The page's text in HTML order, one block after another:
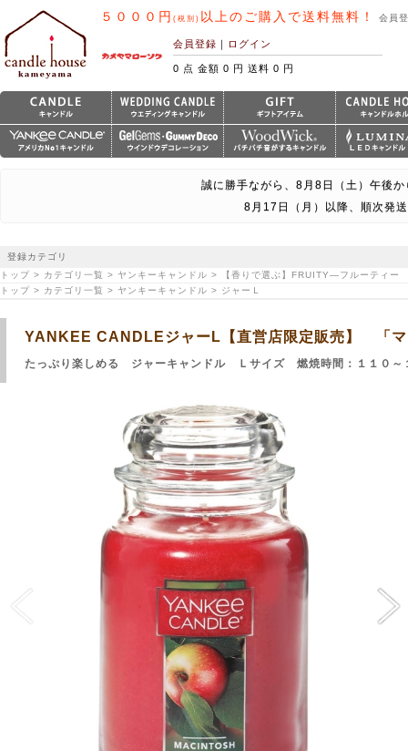
５０００円 (税別) 以上のご購入で送料無料！ 会員
会員登録 ｜ ログイン
0 点 金額 0 円 送料 0 円
誠に勝手ながら、8月8日（土）午後
8月17日（月）以降、順次発
登録カテゴリ
トップ > カテゴリ一覧 > ヤンキーキャンドル > 【香りで選ぶ】FRUITY―フルーティー
トップ > カテゴリ一覧 > ヤンキーキャンドル > ジャーＬ
YANKEE CANDLEジャーL【直営店限定販売】 「マ
たっぷり楽しめる ジャーキャンドル Ｌサイズ 燃焼時間：１１０